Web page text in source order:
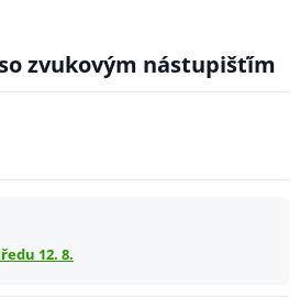
zvukovým nástupišťím
12. 8.